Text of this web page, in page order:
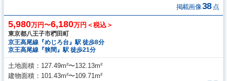
掲載画像38 点
5,980万円〜6,180万円＜税込＞
東京都八王子市椚田町
京王高尾線『めじろ台』駅 徒歩8分
京王高尾線『狭間』駅 徒歩21分
土地面積
127.49m²〜132.13m²
建物面積
101.43m²〜109.71m²